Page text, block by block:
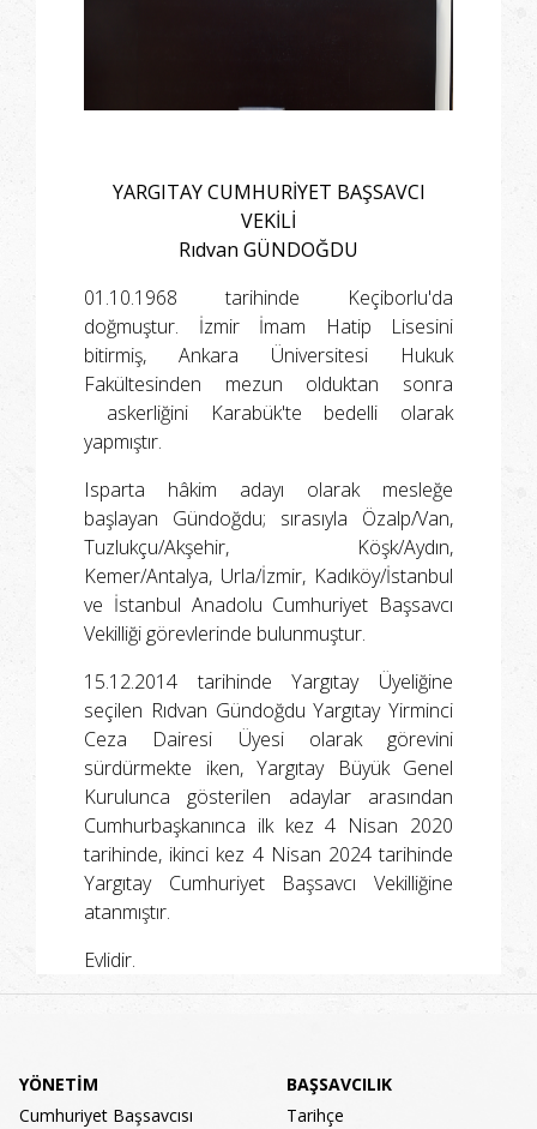
YARGITAY CUMHURİYET BAŞSAVCI
VEKİLİ
Rıdvan GÜNDOĞDU
01.10.1968 tarihinde Keçiborlu'da
doğmuştur. İzmir İmam Hatip Lisesini
bitirmiş, Ankara Üniversitesi Hukuk
Fakültesinden mezun olduktan sonra
askerliğini Karabük'te bedelli olarak
yapmıştır.
Isparta hâkim adayı olarak mesleğe
başlayan Gündoğdu; sırasıyla Özalp/Van,
Tuzlukçu/Akşehir, Köşk/Aydın,
Kemer/Antalya, Urla/İzmir, Kadıköy/İstanbul
ve İstanbul Anadolu Cumhuriyet Başsavcı
Vekilliği görevlerinde bulunmuştur.
15.12.2014 tarihinde Yargıtay Üyeliğine
seçilen Rıdvan Gündoğdu Yargıtay Yirminci
Ceza Dairesi Üyesi olarak görevini
sürdürmekte iken, Yargıtay Büyük Genel
Kurulunca gösterilen adaylar arasından
Cumhurbaşkanınca ilk kez 4 Nisan 2020
tarihinde, ikinci kez 4 Nisan 2024 tarihinde
Yargıtay Cumhuriyet Başsavcı Vekilliğine
atanmıştır.
Evlidir.
YÖNETİM
Cumhuriyet Başsavcısı
BAŞSAVCILIK
Tarihçe